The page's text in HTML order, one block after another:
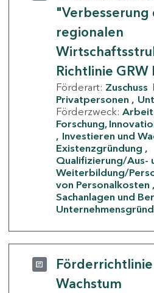
"Verbesserung
regionalen
Richtlinie GRW
Förderart: Zuschuss
Privatpersonen
Förderzweck:
Forschung,
Investieren und
Existenzgründung
Qualifizierung/Aus-
Weiterbildung/
von Personalkosten
Sachanlagen und
Wachstum